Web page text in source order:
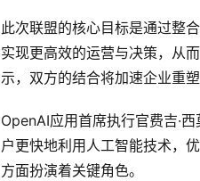
此次联盟的核心目标是通过整
实现更高效的运营与决策，从
示，双方的结合将加速企业重
OpenAI应用首席执行官费吉·
户更快地利用人工智能技术，
方面扮演着关键角色。